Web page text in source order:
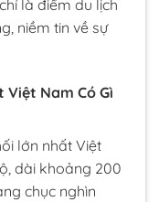
là điểm du lịch
niềm tin về sự
Nam Có Gì
lớn nhất Việt
dài khoảng 200
chục nghìn